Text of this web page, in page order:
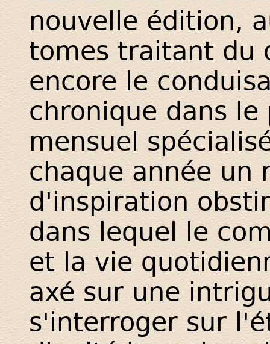
nouvelle édition,
tomes traitant du
encore le
chronique dans
mensuel
chaque année un
d'inspiration
dans lequel le
et la vie
axé sur une
s'interroger sur